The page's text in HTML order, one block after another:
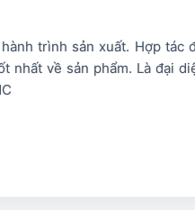
trình sản xuất. Hợp tác
nhất về sản phẩm. Là đại